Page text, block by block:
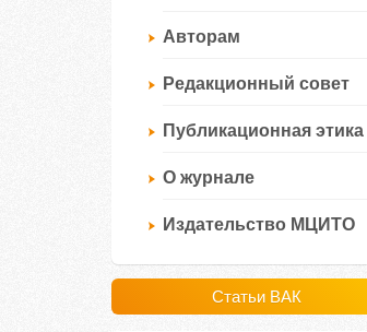
Авторам
Редакционный совет
Публикационная этика
О журнале
Издательство МЦИТО
Статьи ВАК